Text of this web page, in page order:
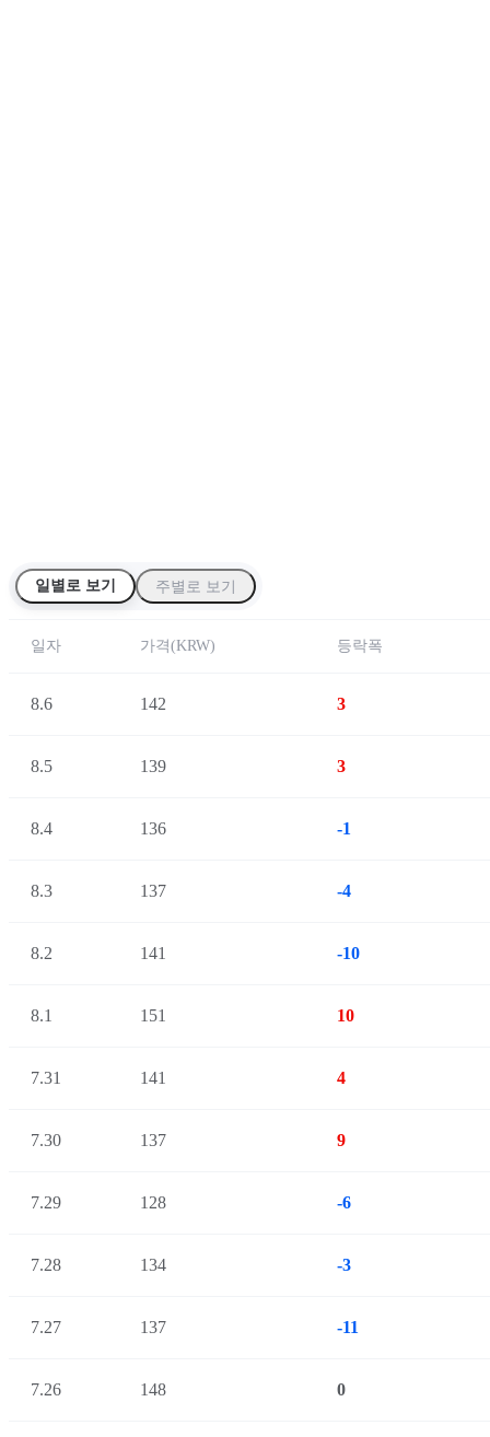
일별로 보기 주별로 보기
일자 가격(KRW) 등락폭
8.6 142 3
8.5 139 3
8.4 136 -1
8.3 137 -4
8.2 141 -10
8.1 151 10
7.31 141 4
7.30 137 9
7.29 128 -6
7.28 134 -3
7.27 137 -11
7.26 148 0